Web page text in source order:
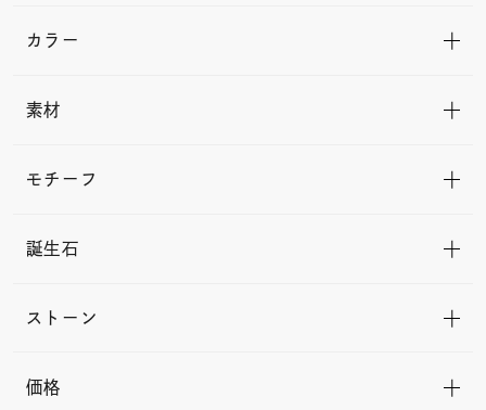
カラー
素材
モチーフ
誕生石
ストーン
価格